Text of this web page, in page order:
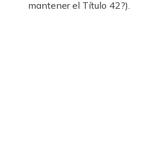
mantener el Título 42?).